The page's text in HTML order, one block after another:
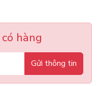
hàng
Gửi thông tin